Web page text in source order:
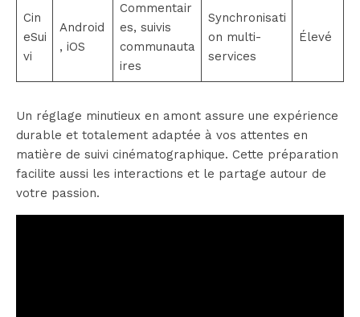
Cin
eSui
vi
Android
, iOS
Commentair
es, suivis
communauta
ires
Synchronisati
on multi-
services
Élevé
Un réglage minutieux en amont assure une expérience
durable et totalement adaptée à vos attentes en
matière de suivi cinématographique. Cette préparation
facilite aussi les interactions et le partage autour de
votre passion.